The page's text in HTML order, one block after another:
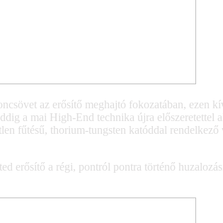
az erősítő meghajtó fokozatában,
a mai High-End technika újra
fűtésű, thorium-tungsten katóddal
erősítő a régi, pontról pontra történő